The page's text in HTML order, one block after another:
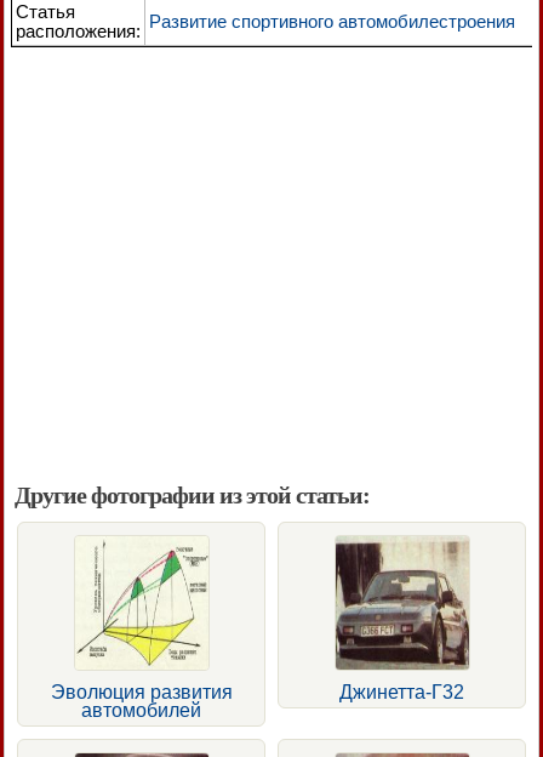
Статья
расположения: Развитие спортивного автомобилестроения
Другие фотографии из этой статьи:
Эволюция развития
автомобилей
Джинетта-Г32